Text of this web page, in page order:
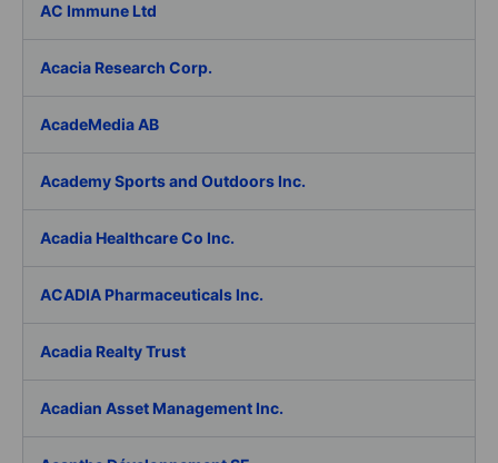
AC Immune Ltd
Acacia Research Corp.
AcadeMedia AB
Academy Sports and Outdoors Inc.
Acadia Healthcare Co Inc.
ACADIA Pharmaceuticals Inc.
Acadia Realty Trust
Acadian Asset Management Inc.